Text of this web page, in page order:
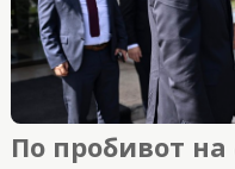
По пробивот